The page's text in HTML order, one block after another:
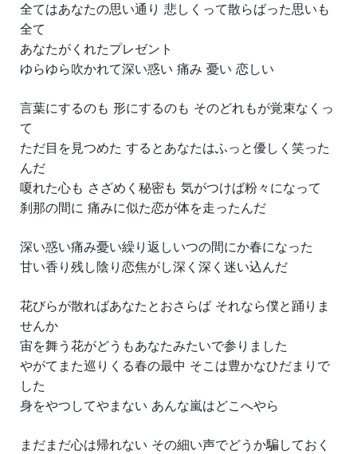
全てはあなたの思い通り 悲しくって散らばった思いも
全て
あなたがくれたプレゼント
ゆらゆら吹かれて深い惑い 痛み 憂い 恋しい
言葉にするのも 形にするのも そのどれもが覚束なくっ
て
ただ目を見つめた するとあなたはふっと優しく笑った
んだ
嗄れた心も さざめく秘密も 気がつけば粉々になって
刹那の間に 痛みに似た恋が体を走ったんだ
深い惑い痛み憂い繰り返しいつの間にか春になった
甘い香り残し陰り恋焦がし深く深く迷い込んだ
花びらが散ればあなたとおさらば それなら僕と踊りま
せんか
宙を舞う花がどうもあなたみたいで参りました
やがてまた巡りくる春の最中 そこは豊かなひだまりで
した
身をやつしてやまない あんな嵐はどこへやら
まだまだ心は帰れない その細い声でどうか騙しておく